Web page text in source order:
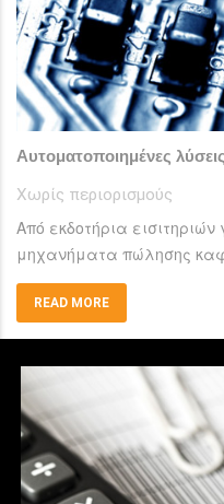
Αυτοματοποιημένες λύσεις
Χωρίς περιορισμούς
Από εκδοτήρια
μηχανήματα πώλησης
READ MORE